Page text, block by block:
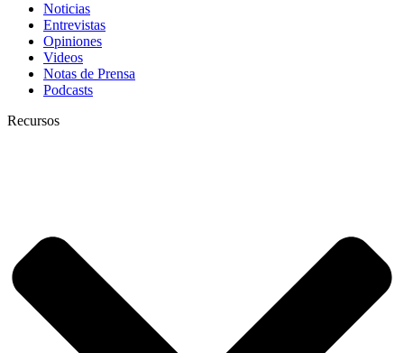
Noticias
Entrevistas
Opiniones
Videos
Notas de Prensa
Podcasts
Recursos